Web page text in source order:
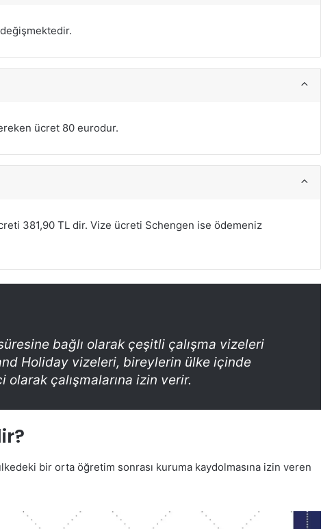
ücret 80 eurodur.
381,90 TL dir. Vize ücreti Schengen ise ödemeniz
bağlı olarak çeşitli çalışma vizeleri
Holiday vizeleri, bireylerin ülke içinde
çalışmalarına izin verir.
bir orta öğretim sonrası kuruma kaydolmasına izin veren